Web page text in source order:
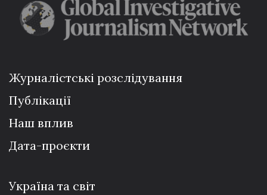
Журналістські розслідування
Публікації
Наш вплив
Дата-проєкти
Україна та світ